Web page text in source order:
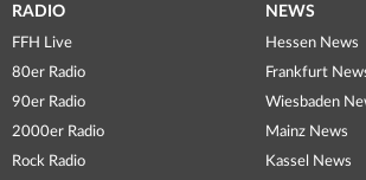
RADIO
FFH Live
80er Radio
90er Radio
2000er Radio
Rock Radio
NEWS
Hessen News
Frankfurt
Wiesbaden
Mainz News
Kassel News